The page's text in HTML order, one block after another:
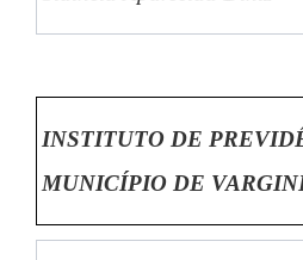
INSTITUTO DE
MUNICÍPIO DE